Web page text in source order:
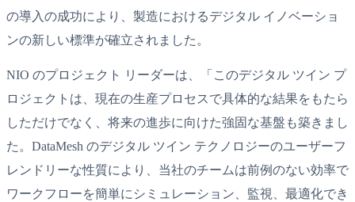
の導入の成功により、製造におけるデジタル イノベーショ
ンの新しい標準が確立されました。
NIO のプロジェクト リーダーは、「このデジタル ツイン プ
ロジェクトは、現在の生産プロセスで具体的な結果をもたら
しただけでなく、将来の進歩に向けた強固な基盤も築きまし
た。DataMesh のデジタル ツイン テクノロジーのユーザーフ
レンドリーな性質により、当社のチームは前例のない効率で
ワークフローを簡単にシミュレーション、監視、最適化でき